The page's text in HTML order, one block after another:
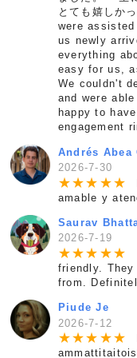
とても嬉しか
were
us newly
everything
easy for us,
We couldn't
and were
happy to
engagement
Andrés Abea
2026-7-30
★★★ ★★
amable y
Saurav
2026-7-19
★★★ ★★
friendly.
from.
Piude Je
2026-7-12
★★★ ★★